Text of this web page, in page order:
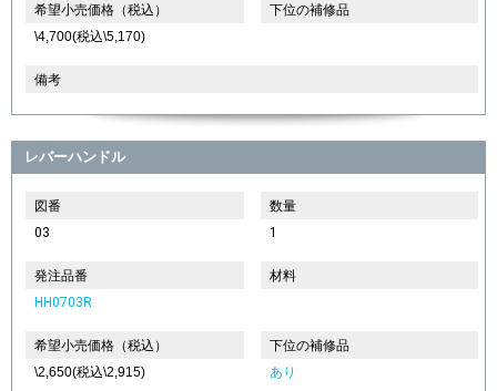
希望小売価格（税込）
\4,700(税込\5,170)
下位の補修品
備考
レバーハンドル
図番
03
数量
1
発注品番
HH0703R
材料
希望小売価格（税込）
\2,650(税込\2,915)
下位の補修品
あり